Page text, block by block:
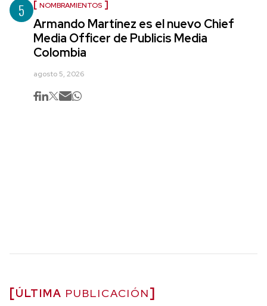
5 NOMBRAMIENTOS
Armando Martínez es el nuevo Chief
Media Officer de Publicis Media
Colombia
agosto 5, 2026
ÚLTIMA PUBLICACIÓN